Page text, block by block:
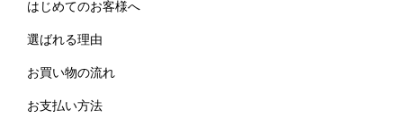
はじめてのお客様へ
選ばれる理由
お買い物の流れ
お支払い方法